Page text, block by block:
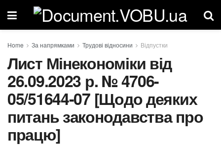
Home За напрямками Трудові відносини Відпустки
Лист Мінекономіки від
26.09.2023 р. № 4706-
05/51644-07 [Щодо деяких
питань законодавства про
працю]